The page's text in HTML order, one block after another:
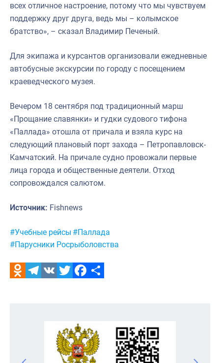
всех отличное настроение, потому что мы чувствуем
поддержку друг друга, ведь мы – колымское
братство», – сказал Владимир Печеный.
Для экипажа и курсантов организовали ежедневные
автобусные экскурсии по городу с посещением
краеведческого музея.
Вечером 18 сентября под традиционный марш
«Прощание славянки» и гудки судового тифона
«Паллада» отошла от причала и взяла курс на
следующий плановый порт захода – Петропавловск-
Камчатский. На причале судно провожали первые
лица города и общественные деятели. Отход
сопровождался салютом.
Источник: Fishnews
Метки:
#Учебные рейсы #Паллада
#Парусники Росрыболовства